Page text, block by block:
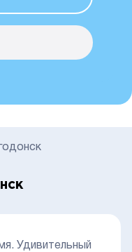
Удивительный